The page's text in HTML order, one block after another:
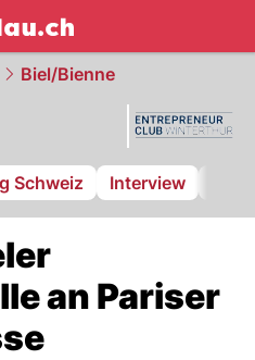
NAU.ch
Biel/Bienne
Schweiz Interview
an Pariser